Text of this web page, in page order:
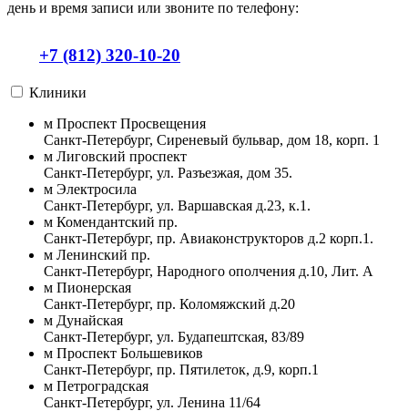
день и время записи или звоните по телефону:
+7 (812) 320-10-20
Клиники
м Проспект Просвещения
Санкт-Петербург, Сиреневый бульвар, дом 18, корп. 1
м Лиговский проспект
Санкт-Петербург, ул. Разъезжая, дом 35.
м Электросила
Санкт-Петербург, ул. Варшавская д.23, к.1.
м Комендантский пр.
Санкт-Петербург, пр. Авиаконструкторов д.2 корп.1.
м Ленинский пр.
Санкт-Петербург, Народного ополчения д.10, Лит. А
м Пионерская
Санкт-Петербург, пр. Коломяжский д.20
м Дунайская
Санкт-Петербург, ул. Будапештская, 83/89
м Проспект Большевиков
Санкт-Петербург, пр. Пятилеток, д.9, корп.1
м Петроградская
Санкт-Петербург, ул. Ленина 11/64